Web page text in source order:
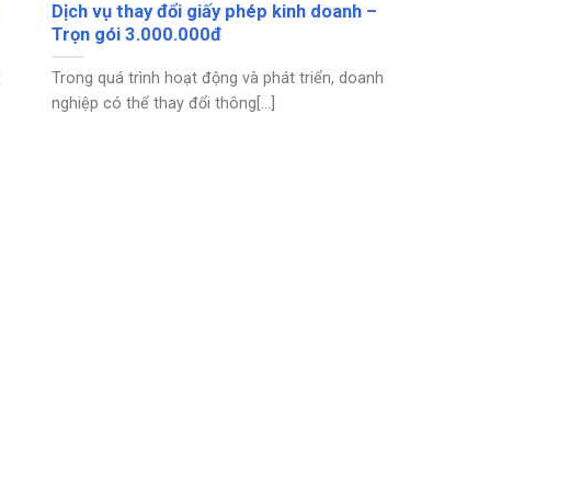
Dịch vụ thay đổi giấy phép kinh doanh –
Trọn gói 3.000.000đ
Trong quá trình hoạt động và phát triển, doanh
nghiệp có thể thay đổi thông[...]